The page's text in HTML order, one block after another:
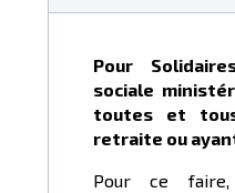
Pour
sociale
toutes et
retraite ou
Pour ce faire,